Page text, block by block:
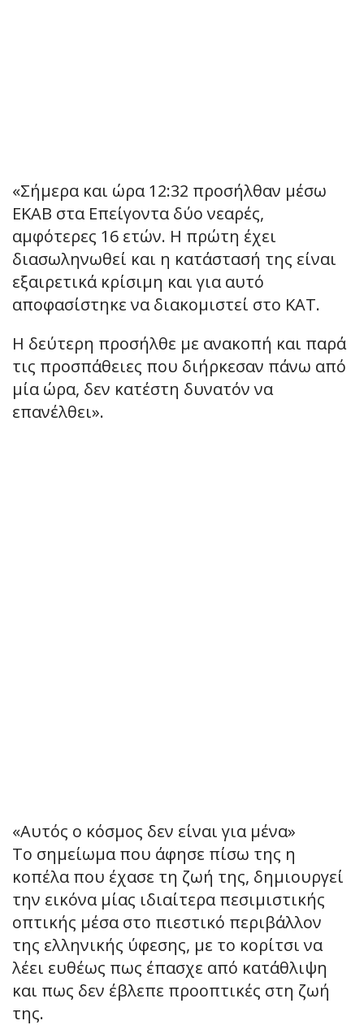
«Σήμερα και ώρα 12:32 προσήλθαν μέσω
ΕΚΑΒ στα Επείγοντα δύο νεαρές,
αμφότερες 16 ετών. Η πρώτη έχει
διασωληνωθεί και η κατάστασή της είναι
εξαιρετικά κρίσιμη και για αυτό
αποφασίστηκε να διακομιστεί στο ΚΑΤ.
Η δεύτερη προσήλθε με ανακοπή και παρά
τις προσπάθειες που διήρκεσαν πάνω από
μία ώρα, δεν κατέστη δυνατόν να
επανέλθει».
«Αυτός ο κόσμος δεν είναι για μένα»
Το σημείωμα που άφησε πίσω της η
κοπέλα που έχασε τη ζωή της, δημιουργεί
την εικόνα μίας ιδιαίτερα πεσιμιστικής
οπτικής μέσα στο πιεστικό περιβάλλον
της ελληνικής ύφεσης, με το κορίτσι να
λέει ευθέως πως έπασχε από κατάθλιψη
και πως δεν έβλεπε προοπτικές στη ζωή
της.